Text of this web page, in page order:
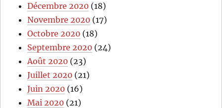
Décembre 2020 (18)
Novembre 2020 (17)
Octobre 2020 (18)
Septembre 2020 (24)
Août 2020 (23)
Juillet 2020 (21)
Juin 2020 (16)
Mai 2020 (21)